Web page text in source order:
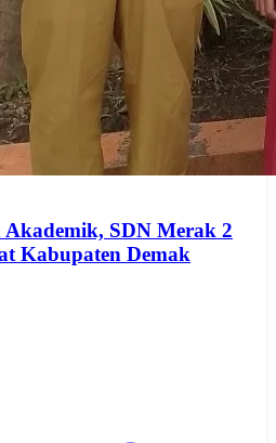
SDN Merak 2
Kabupaten Demak